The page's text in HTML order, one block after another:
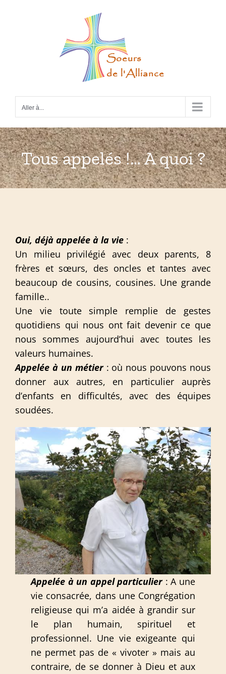
Aller à...
Tous appelés !… A quoi ?
Oui, déjà appelée à la vie :
Un milieu privilégié avec deux parents, 8
frères et sœurs, des oncles et tantes avec
beaucoup de cousins, cousines. Une grande
famille..
Une vie toute simple remplie de gestes
quotidiens qui nous ont fait devenir ce que
nous sommes aujourd’hui avec toutes les
valeurs humaines.
Appelée à un métier: où nous pouvons nous
donner aux autres, en particulier auprès
d’enfants en difficultés, avec des équipes
soudées.
Appelée à un appel particulier : A une
vie consacrée, dans une Congrégation
religieuse qui m’a aidée à grandir sur
le plan humain, spirituel et
professionnel. Une vie exigeante qui
ne permet pas de « vivoter » mais au
contraire, de se donner à Dieu et aux